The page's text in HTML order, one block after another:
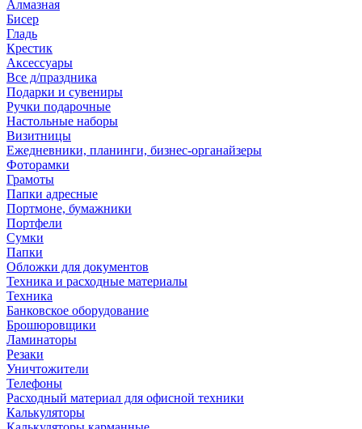
Алмазная
Бисер
Гладь
Крестик
Аксессуары
Все д/праздника
Подарки и сувениры
Ручки подарочные
Настольные наборы
Визитницы
Ежедневники, планинги, бизнес-органайзеры
Фоторамки
Грамоты
Папки адресные
Портмоне, бумажники
Портфели
Сумки
Папки
Обложки для документов
Техника и расходные материалы
Техника
Банковское оборудование
Брошюровщики
Ламинаторы
Резаки
Уничтожители
Телефоны
Расходный материал для офисной техники
Калькуляторы